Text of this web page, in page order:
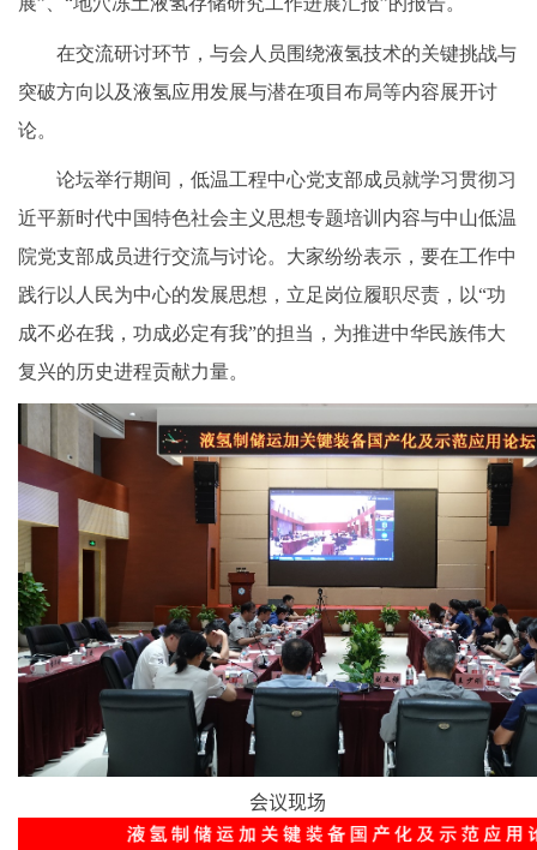
在交流研讨环节，与会人员围绕液氢技术的关键挑战与
突破方向以及液氢应用发展与潜在项目布局等内容展开讨
论。
论坛举行期间，低温工程中心党支部成员就学习贯彻习
近平新时代中国特色社会主义思想专题培训内容与中山低温
院党支部成员进行交流与讨论。大家纷纷表示，要在工作中
践行以人民为中心的发展思想，立足岗位履职尽责，以“功
成不必在我，功成必定有我”的担当，为推进中华民族伟大
复兴的历史进程贡献力量。
会议现场